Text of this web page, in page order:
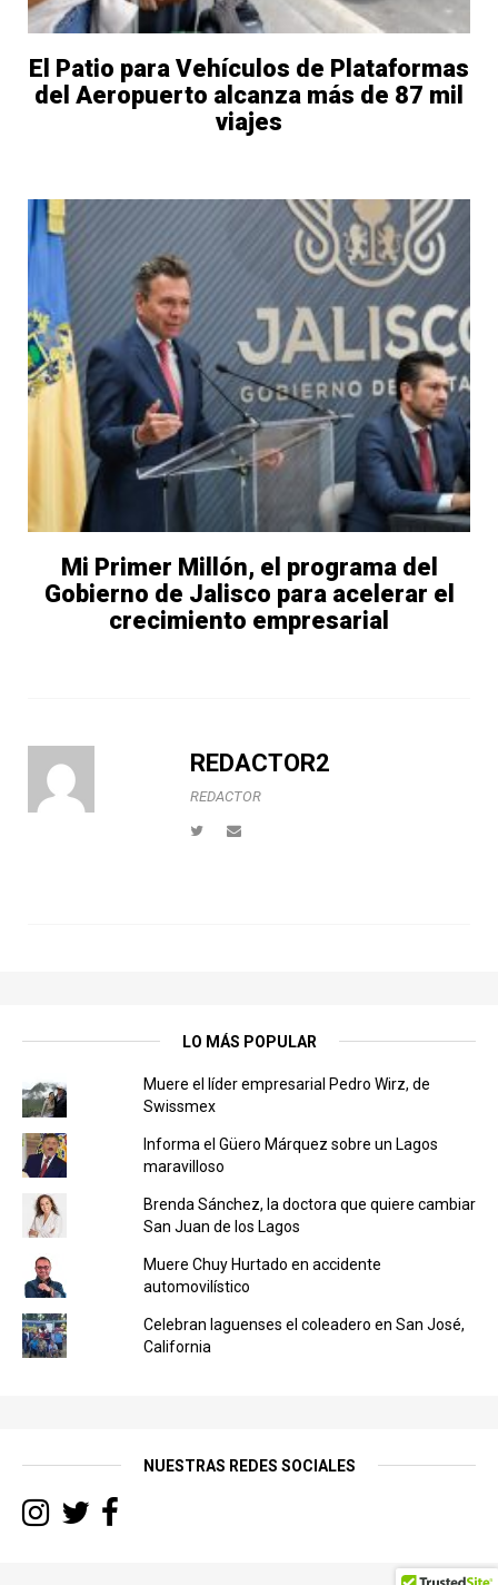
LO MÁS POPULAR
Muere el líder empresarial Pedro Wirz, de
Swissmex
Informa el Güero Márquez sobre un Lagos
maravilloso
Brenda Sánchez, la doctora que quiere cambiar
San Juan de los Lagos
Muere Chuy Hurtado en accidente
automovilístico
Celebran laguenses el coleadero en San José,
California
NUESTRAS REDES SOCIALES
El Patio para Vehículos de Plataformas
del Aeropuerto alcanza más de 87 mil
viajes
Mi Primer Millón, el programa del
Gobierno de Jalisco para acelerar el
crecimiento empresarial
REDACTOR2
REDACTOR